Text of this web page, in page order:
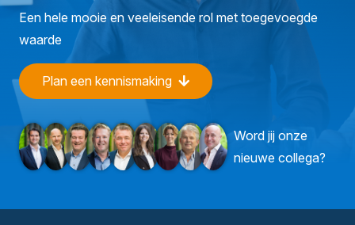
Een hele mooie en veeleisende rol met toegevoegde
waarde
Plan een kennismaking
Word jij onze
nieuwe collega?